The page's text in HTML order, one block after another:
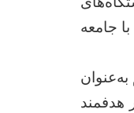
جامعه
هدفمند